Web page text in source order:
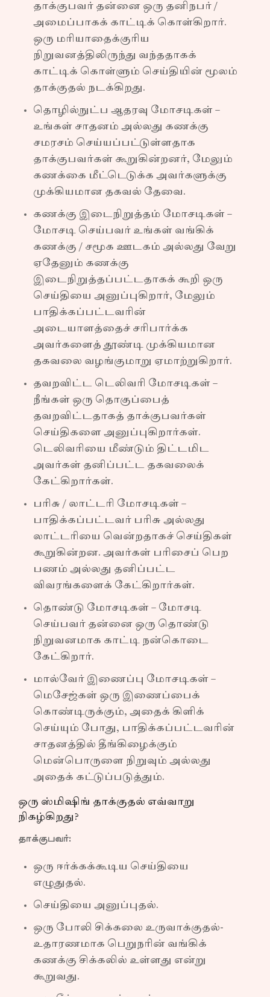
தாக்குபவர் தன்னை ஒரு தனிநபர் /
அமைப்பாகக் காட்டிக் கொள்கிறார்.
ஒரு மரியாதைக்குரிய
நிறுவனத்திலிருந்து வந்ததாகக்
காட்டிக் கொள்ளும் செய்தியின் மூலம்
தாக்குதல் நடக்கிறது.
தொழில்நுட்ப ஆதரவு மோசடிகள் –
உங்கள் சாதனம் அல்லது கணக்கு
சமரசம் செய்யப்பட்டுள்ளதாக
தாக்குபவர்கள் கூறுகின்றனர், மேலும்
கணக்கை மீட்டெடுக்க அவர்களுக்கு
முக்கியமான தகவல் தேவை.
கணக்கு இடைநிறுத்தம் மோசடிகள் –
மோசடி செய்பவர் உங்கள் வங்கிக்
கணக்கு / சமூக ஊடகம் அல்லது வேறு
ஏதேனும் கணக்கு
இடைநிறுத்தப்பட்டதாகக் கூறி ஒரு
செய்தியை அனுப்புகிறார், மேலும்
பாதிக்கப்பட்டவரின்
அடையாளத்தைச் சரிபார்க்க
அவர்களைத் தூண்டி முக்கியமான
தகவலை வழங்குமாறு ஏமாற்றுகிறார்.
தவறவிட்ட டெலிவரி மோசடிகள் –
நீங்கள் ஒரு தொகுப்பைத்
தவறவிட்டதாகத் தாக்குபவர்கள்
செய்திகளை அனுப்புகிறார்கள்.
டெலிவரியை மீண்டும் திட்டமிட
அவர்கள் தனிப்பட்ட தகவலைக்
கேட்கிறார்கள்.
பரிசு / லாட்டரி மோசடிகள் –
பாதிக்கப்பட்டவர் பரிசு அல்லது
லாட்டரியை வென்றதாகச் செய்திகள்
கூறுகின்றன. அவர்கள் பரிசைப் பெற
பணம் அல்லது தனிப்பட்ட
விவரங்களைக் கேட்கிறார்கள்.
தொண்டு மோசடிகள் – மோசடி
செய்பவர் தன்னை ஒரு தொண்டு
நிறுவனமாக காட்டி நன்கொடை
கேட்கிறார்.
மால்வேர் இணைப்பு மோசடிகள் –
மெசேஜ்கள் ஒரு இணைப்பைக்
கொண்டிருக்கும், அதைக் கிளிக்
செய்யும் போது, பாதிக்கப்பட்டவரின்
சாதனத்தில் தீங்கிழைக்கும்
மென்பொருளை நிறுவும் அல்லது
அதைக் கட்டுப்படுத்தும்.
ஒரு ஸ்மிஷிங் தாக்குதல் எவ்வாறு
நிகழ்கிறது?
தாக்குபவர்:
ஒரு ஈர்க்கக்கூடிய செய்தியை
எழுதுதல்.
செய்தியை அனுப்புதல்.
ஒரு போலி சிக்கலை உருவாக்குதல்-
உதாரணமாக பெறுநரின் வங்கிக்
கணக்கு சிக்கலில் உள்ளது என்று
கூறுவது.